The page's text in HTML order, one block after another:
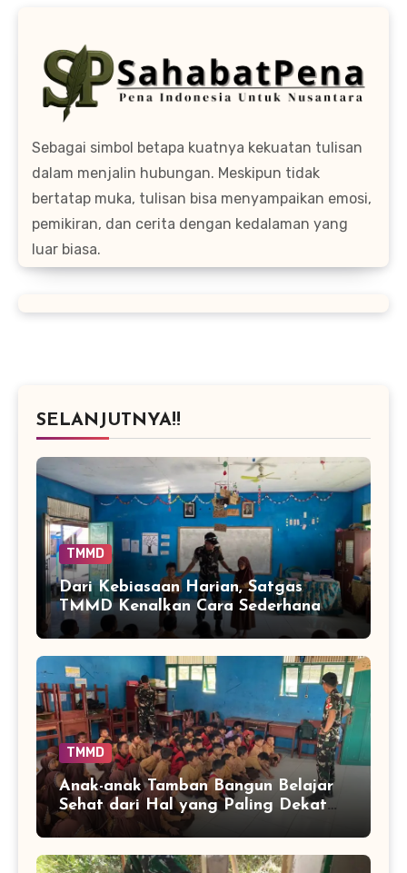
Sebagai simbol betapa kuatnya kekuatan tulisan
dalam menjalin hubungan. Meskipun tidak
bertatap muka, tulisan bisa menyampaikan emosi,
pemikiran, dan cerita dengan kedalaman yang
luar biasa.
SELANJUTNYA!!
TMMD
Dari Kebiasaan Harian, Satgas
TMMD Kenalkan Cara Sederhana
Mencegah Penyakit Sejak Dini
TMMD
Anak-anak Tamban Bangun Belajar
Sehat dari Hal yang Paling Dekat
dengan Keseharian